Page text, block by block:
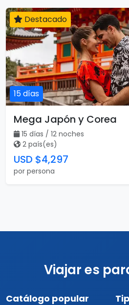
15 días
Destacado
Mega Japón y Corea
15 días / 12 noches
2 país(es)
USD $4,297
por persona
Viajar es
Catálogo popular